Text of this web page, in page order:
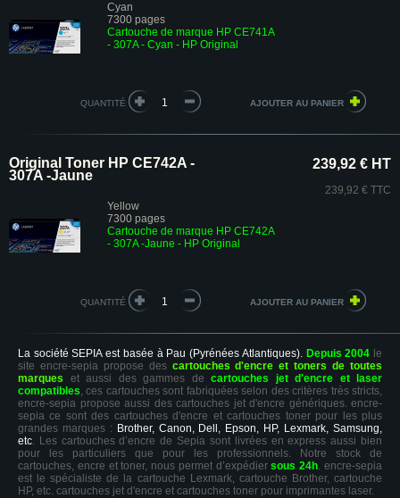
Cyan
7300 pages
Cartouche de marque HP CE741A
- 307A - Cyan - HP Original
QUANTITÉ
Original Toner HP CE742A -
307A -Jaune
Yellow
7300 pages
Cartouche de marque HP CE742A
- 307A -Jaune - HP Original
239,92 € HT
239,92 € TTC
QUANTITÉ
La société SEPIA est basée à Pau (Pyrénées Atlantiques). Depuis 2004 le
site encre-sepia propose des cartouches d'encre et toners de toutes
marques et aussi des gammes de cartouches jet d'encre et laser
compatibles, ces cartouches sont fabriquées selon des critères très stricts,
encre-sepia propose aussi des cartouches jet d'encre génériques. encre-
sepia ce sont des cartouches d'encre et cartouches toner pour les plus
grandes marques : Brother, Canon, Dell, Epson, HP, Lexmark, Samsung,
etc. Les cartouches d’encre de Sepia sont livrées en express aussi bien
pour les particuliers que pour les professionnels. Notre stock de
cartouches, encre et toner, nous permet d’expédiersous 24h. encre-sepia
est le spécialiste de la cartouche Lexmark, cartouche Brother, cartouche
HP, etc. cartouches jet d'encre et cartouches toner pour imprimantes laser.